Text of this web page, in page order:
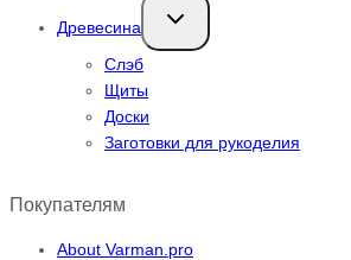
Древесина
Переключить
дочернее
Слэб
Щиты
Доски
Заготовки для рукоделия
Покупателям
About Varman.pro